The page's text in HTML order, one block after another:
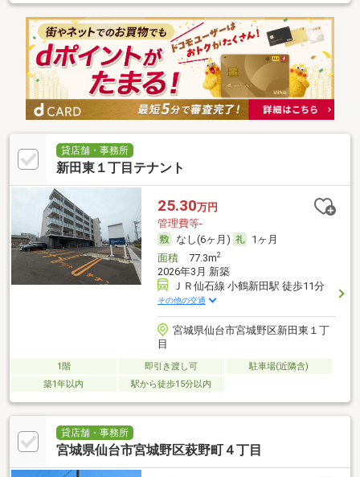
貸店舗・事務所
新田東１丁目テナント
25.30万円
管理費等-
なし(6ヶ月)
1ヶ月
面積77.3m2
2026年3月 新築
ＪＲ仙石線 小鶴新田駅 徒歩11分
その他の交通
宮城県仙台市宮城野区新田東１丁
目
1階 即引き渡し可
駐車場(近隣含)
築1年以内
駅から徒歩15分以内
貸店舗・事務所
宮城県仙台市宮城野区萩野町４丁目